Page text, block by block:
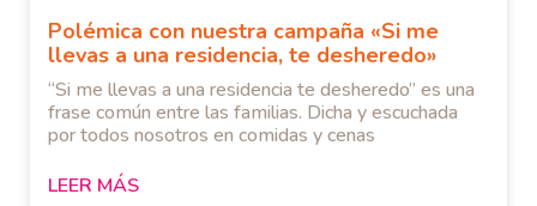
Polémica con nuestra campaña «Si me
llevas a una residencia, te desheredo»
“Si me llevas a una residencia te desheredo” es una
frase común entre las familias. Dicha y escuchada
por todos nosotros en comidas y cenas
LEER MÁS